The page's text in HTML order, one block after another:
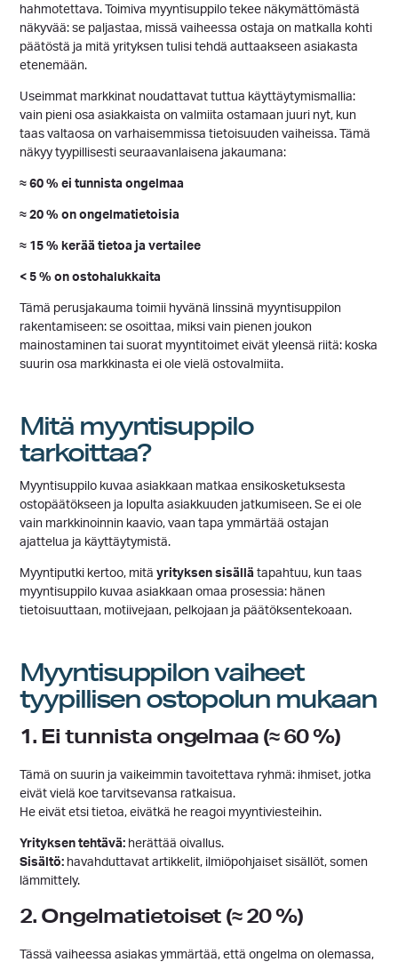
hahmotettava. Toimiva myyntisuppilo tekee näkymättömästä
näkyvää: se paljastaa, missä vaiheessa ostaja on matkalla kohti
päätöstä ja mitä yrityksen tulisi tehdä auttaakseen asiakasta
etenemään.
Useimmat markkinat noudattavat tuttua käyttäytymismallia:
vain pieni osa asiakkaista on valmiita ostamaan juuri nyt, kun
taas valtaosa on varhaisemmissa tietoisuuden vaiheissa. Tämä
näkyy tyypillisesti seuraavanlaisena jakaumana:
≈ 60 % ei tunnista ongelmaa
≈ 20 % on ongelmatietoisia
≈ 15 % kerää tietoa ja vertailee
< 5 % on ostohalukkaita
Tämä perusjakauma toimii hyvänä linssinä myyntisuppilon
rakentamiseen: se osoittaa, miksi vain pienen joukon
mainostaminen tai suorat myyntitoimet eivät yleensä riitä: koska
suurin osa markkinasta ei ole vielä ostovalmiita.
Mitä myyntisuppilo
tarkoittaa?
Myyntisuppilo kuvaa asiakkaan matkaa ensikosketuksesta
ostopäätökseen ja lopulta asiakkuuden jatkumiseen. Se ei ole
vain markkinoinnin kaavio, vaan tapa ymmärtää ostajan
ajattelua ja käyttäytymistä.
Myyntiputki kertoo, mitäyrityksen sisällä tapahtuu, kun taas
myyntisuppilo kuvaa asiakkaan omaa prosessia: hänen
tietoisuuttaan, motiivejaan, pelkojaan ja päätöksentekoaan.
Myyntisuppilon vaiheet
tyypillisen ostopolun mukaan
1. Ei tunnista ongelmaa (≈ 60 %)
Tämä on suurin ja vaikeimmin tavoitettava ryhmä: ihmiset, jotka
eivät vielä koe tarvitsevansa ratkaisua.
He eivät etsi tietoa, eivätkä he reagoi myyntiviesteihin.
Yrityksen tehtävä: herättää oivallus.
Sisältö: havahduttavat artikkelit, ilmiöpohjaiset sisällöt, somen
lämmittely.
2. Ongelmatietoiset (≈ 20 %)
Tässä vaiheessa asiakas ymmärtää, että ongelma on olemassa,